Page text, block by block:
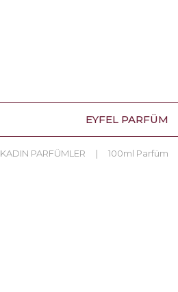
EYFEL PARFÜM
KADIN PARFÜMLER 100ml Parfüm